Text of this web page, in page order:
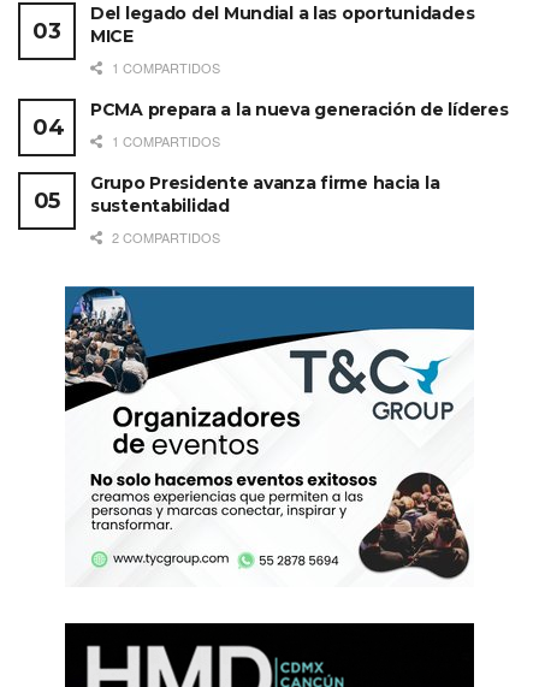
34 suitesswim-up
6 habitaciones para personas con silla de ruedas
7 restaurantes de especialidad
8 bares & lounges
6 piscinas
Destacados
Del legado del Mundial a las oportunidades
MICE
1 COMPARTIDOS
PCMA prepara a la nueva generación de líderes
1 COMPARTIDOS
Grupo Presidente avanza firme hacia la
sustentabilidad
2 COMPARTIDOS